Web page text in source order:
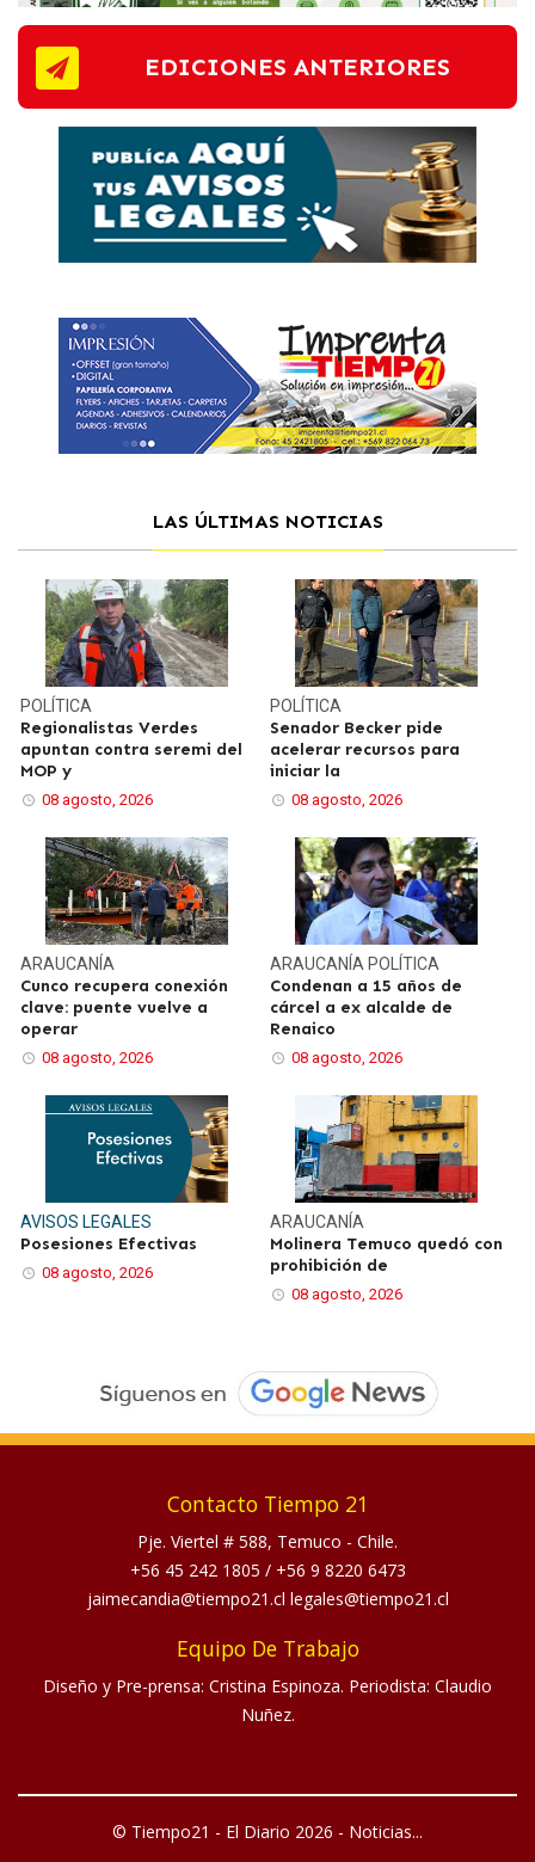
EDICIONES ANTERIORES
LAS ÚLTIMAS NOTICIAS
POLÍTICA
Regionalistas Verdes
apuntan contra seremi del
MOP y
08 agosto, 2026
POLÍTICA
Senador Becker pide
acelerar recursos para
iniciar la
08 agosto, 2026
ARAUCANÍA
Cunco recupera conexión
clave: puente vuelve a
operar
08 agosto, 2026
ARAUCANÍA POLÍTICA
Condenan a 15 años de
cárcel a ex alcalde de
Renaico
08 agosto, 2026
AVISOS LEGALES
Posesiones Efectivas
08 agosto, 2026
ARAUCANÍA
Molinera Temuco quedó con
prohibición de
08 agosto, 2026
Contacto Tiempo 21
Pje. Viertel # 588, Temuco - Chile.
+56 45 242 1805 / +56 9 8220 6473
jaimecandia@tiempo21.cl legales@tiempo21.cl
Equipo De Trabajo
Diseño y Pre-prensa: Cristina Espinoza. Periodista: Claudio
Nuñez.
© Tiempo21 - El Diario 2026 - Noticias...